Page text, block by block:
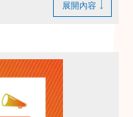
帶毛巾、水。
於開課前通知，並
票至本中心辦理退
展開內容